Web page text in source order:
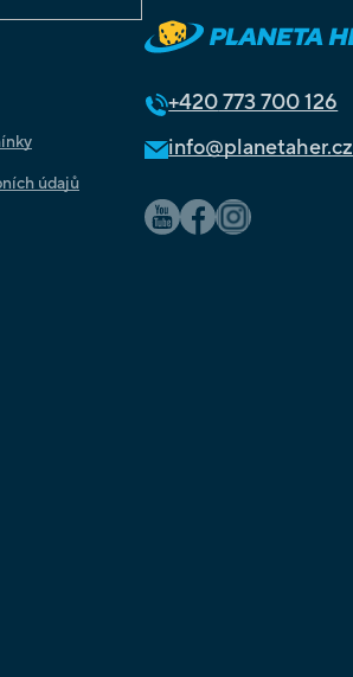
údajů
+420773 700 126
info@planetaher.cz